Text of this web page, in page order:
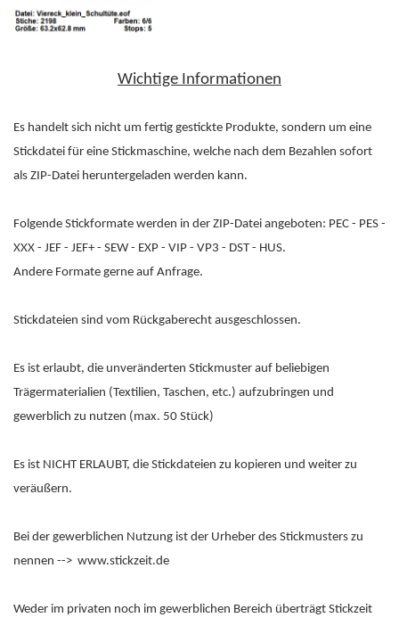
Wichtige Informationen
Es handelt sich nicht um fertig gestickte Produkte, sondern um eine
Stickdatei für eine Stickmaschine, welche nach dem Bezahlen sofort
als ZIP-Datei heruntergeladen werden kann.
Folgende Stickformate werden in der ZIP-Datei angeboten: PEC - PES -
XXX - JEF - JEF+ - SEW - EXP - VIP - VP3 - DST - HUS.
Andere Formate gerne auf Anfrage.
Stickdateien sind vom Rückgaberecht ausgeschlossen.
Es ist erlaubt, die unveränderten Stickmuster auf beliebigen
Trägermaterialien (Textilien, Taschen, etc.) aufzubringen und
gewerblich zu nutzen (max. 50 Stück)
Es ist NICHT ERLAUBT, die Stickdateien zu kopieren und weiter zu
veräußern.
Bei der gewerblichen Nutzung ist der Urheber des Stickmusters zu
nennen --> www.stickzeit.de
Weder im privaten noch im gewerblichen Bereich überträgt Stickzeit